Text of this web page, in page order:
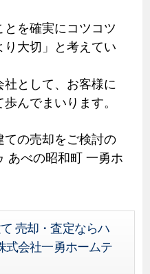
を確実にコツコツ
大切」と考えてい
として、お客様に
んでまいります。
の売却をご検討の
あべの昭和町 一勇ホ
売却・査定ならハ
式会社一勇ホームテ